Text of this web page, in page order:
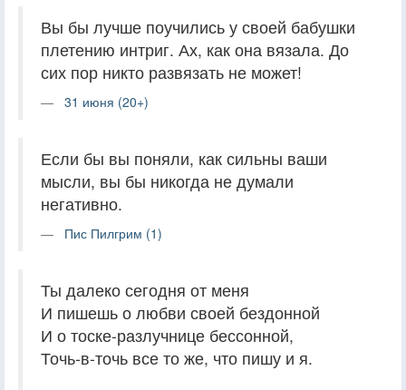
Вы бы лучше поучились у своей бабушки
плетению интриг. Ах, как она вязала. До
сих пор никто развязать не может!
31 июня (20+)
Если бы вы поняли, как сильны ваши
мысли, вы бы никогда не думали
негативно.
Пис Пилгрим (1)
Ты далеко сегодня от меня
И пишешь о любви своей бездонной
И о тоске-разлучнице бессонной,
Точь-в-точь все то же, что пишу и я.